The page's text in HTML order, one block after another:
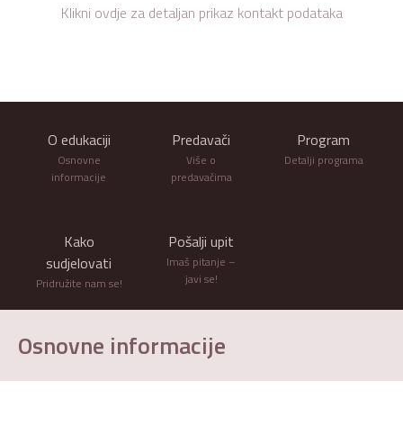
Klikni ovdje za detaljan prikaz kontakt podataka
O edukaciji
Osnovne
informacije
Predavači
Više o
predavačima
Program
Detalji programa
Kako
sudjelovati
Pridružite nam se!
Pošalji upit
Imaš pitanje –
javi se!
Osnovne informacije